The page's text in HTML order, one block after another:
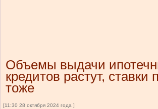
Объемы выдачи
кредитов растут,
тоже
[11:30 28 октября 2024 года ]